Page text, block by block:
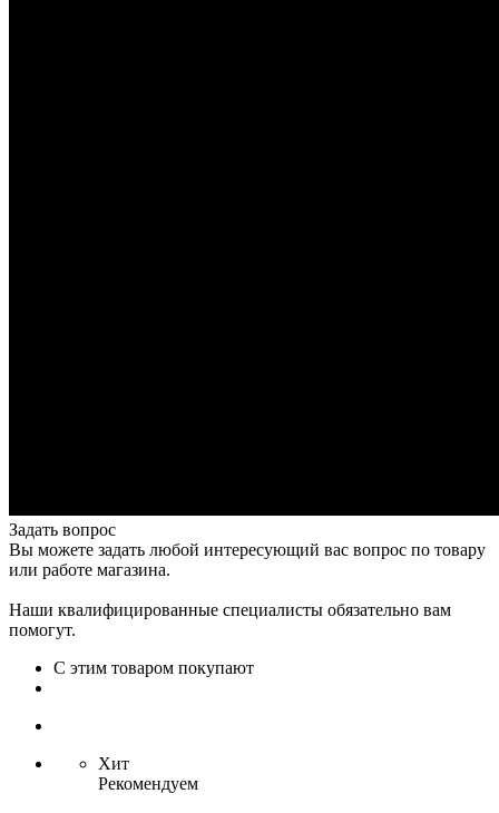
Задать вопрос
Вы можете задать любой интересующий вас вопрос по товару
или работе магазина.
Наши квалифицированные специалисты обязательно вам
помогут.
С этим товаром покупают
Хит
Рекомендуем